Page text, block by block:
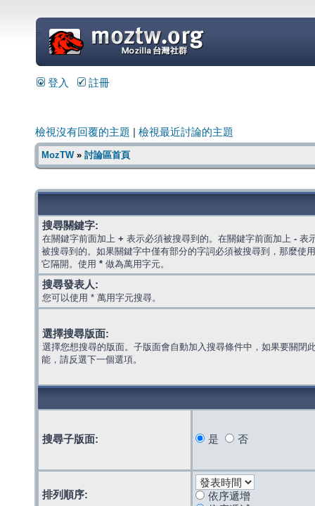
=
登入 註冊
檢視沒有回覆的主題 檢視最近討論的主題
MozTW» 討論區首頁
搜尋關鍵字:
在關鍵字前面加上 + 表示必須被搜尋到的。在關鍵字前面加上 - 表
被搜尋到的。如果關鍵字中僅有部分的字詞必須被搜尋到，那麼使
它隔開。使用 * 做為萬用字元。
搜尋發表人:
您可以使用 * 萬用字元搜尋。
選擇搜尋版面:
選擇您想搜尋的版面。子版面會自動加入搜尋條件中，如果要關閉
能，請反選下一個選項。
搜尋子版面: 是 否
排列順序:
依序遞增